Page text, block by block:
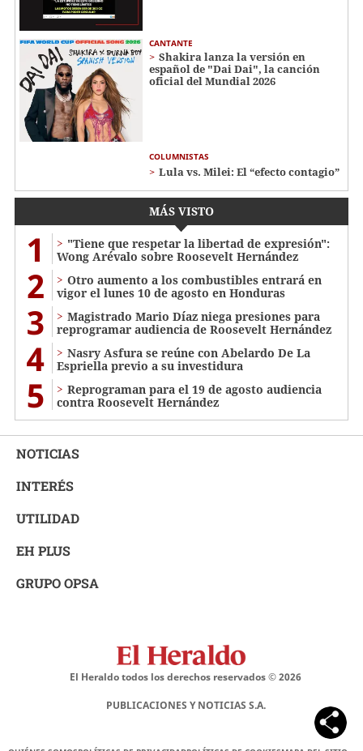
CANTANTE
Shakira lanza la versión en
español de "Dai Dai", la canción
oficial del Mundial 2026
COLUMNISTAS
Lula vs. Milei: El “efecto contagio”
MÁS VISTO
1
"Tiene que respetar la libertad de expresión":
Wong Arévalo sobre Roosevelt Hernández
2
Otro aumento a los combustibles entrará en
vigor el lunes 10 de agosto en Honduras
3
Magistrado Mario Díaz niega presiones para
reprogramar audiencia de Roosevelt Hernández
4
Nasry Asfura se reúne con Abelardo De La
Espriella previo a su investidura
5
Reprograman para el 19 de agosto audiencia
contra Roosevelt Hernández
NOTICIAS
INTERÉS
UTILIDAD
EH PLUS
GRUPO OPSA
El Heraldo todos los derechos reservados ©2026
PUBLICACIONES Y NOTICIAS S.A.